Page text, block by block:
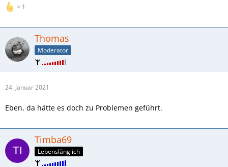
1
Thomas
Moderator
24. Januar 2021
Eben, da hätte es doch zu Problemen geführt.
Timba69
Lebenslänglich